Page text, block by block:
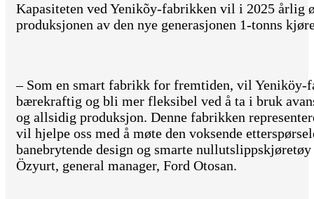
Kapasiteten ved Yenikõy-fabrikken vil i 2025 årlig
produksjonen av den nye generasjonen 1-tonns
– Som en smart fabrikk for fremtiden, vil Yeniköy-
bærekraftig og bli mer fleksibel ved å ta i bruk
og allsidig produksjon. Denne fabrikken
vil hjelpe oss med å møte den voksende
banebrytende design og smarte
Özyurt, general manager, Ford Otosan.